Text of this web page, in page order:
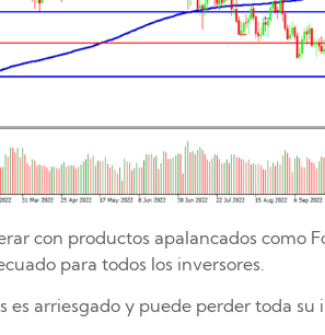
con productos apalancados como
para todos los inversores.
es arriesgado y puede perder toda su